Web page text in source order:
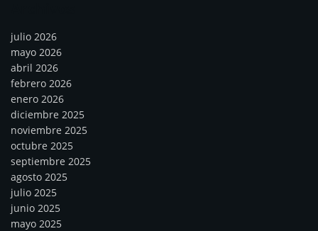
julio 2026
mayo 2026
abril 2026
febrero 2026
enero 2026
diciembre 2025
noviembre 2025
octubre 2025
septiembre 2025
agosto 2025
julio 2025
junio 2025
mayo 2025